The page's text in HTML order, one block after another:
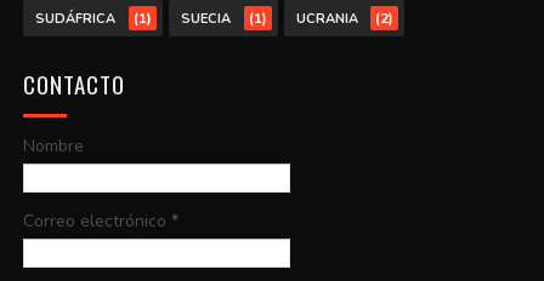
SUDÁFRICA (1) SUECIA (1) UCRANIA (2)
CONTACTO
Nombre
Correo electrónico *